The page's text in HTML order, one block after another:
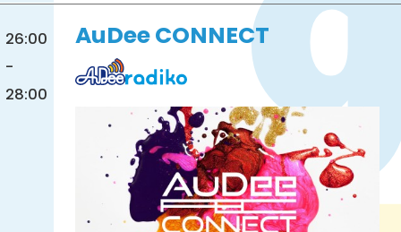
26:00
-
28:00
AuDee CONNECT